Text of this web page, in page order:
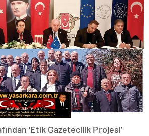
‘Etik Gazetecilik Projesi’